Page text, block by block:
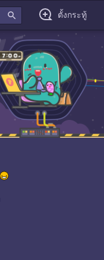
search ตั้งกระทู้